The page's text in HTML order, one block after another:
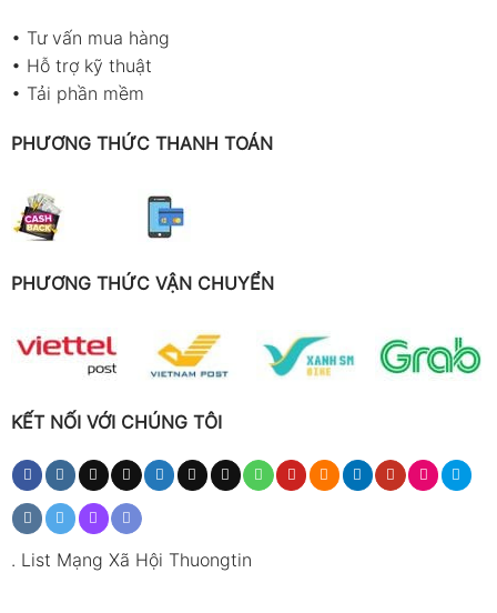
• Tư vấn mua hàng
• Hỗ trợ kỹ thuật
• Tải phần mềm
PHƯƠNG THỨC THANH TOÁN
PHƯƠNG THỨC VẬN CHUYỂN
KẾT NỐI VỚI CHÚNG TÔI
. List Mạng Xã Hội Thuongtin